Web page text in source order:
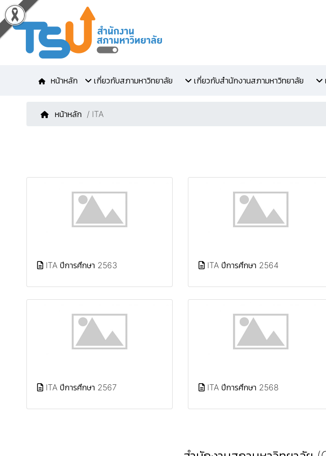
หน้าหลัก เกี่ยวกับสภามหาวิทยาลัย เกี่ยวกับสำนักงานสภามหาวิทยาลัย
หน้าหลัก / ITA
ITA ปีการศึกษา 2563 ITA ปีการศึกษา 2564
ITA ปีการศึกษา 2567 ITA ปีการศึกษา 2568